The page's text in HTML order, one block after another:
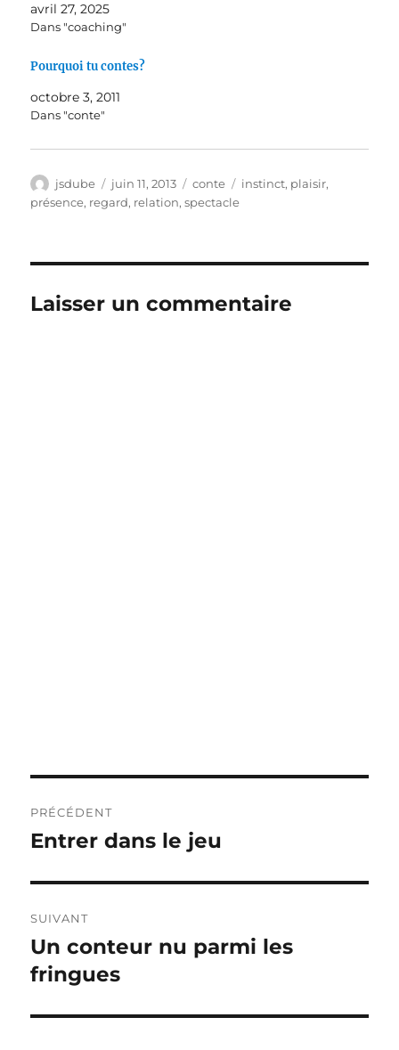
avril 27, 2025
Dans "coaching"
Pourquoi tu contes?
octobre 3, 2011
Dans "conte"
Auteur
jsdube
Publié
le
juin 11, 2013 Catégories
conte Étiquettes
instinct, plaisir,
présence, regard, relation,spectacle
Laisser un commentaire
de
PRÉCÉDENT
Publication
Entrer dans le jeu
SUIVANT
Publication
suivante :
Un conteur nu parmi les
fringues